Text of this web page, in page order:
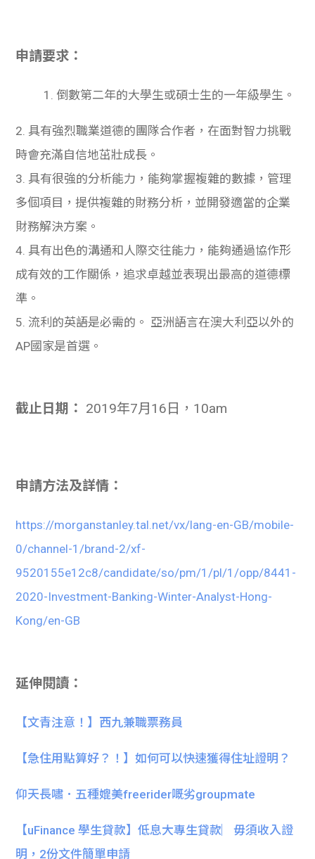
申請要求：
1. 倒數第二年的大學生或碩士生的一年級學生。
2. 具有強烈職業道德的團隊合作者，在面對智力挑戰
時會充滿自信地茁壯成長。
3. 具有很強的分析能力，能夠掌握複雜的數據，管理
多個項目，提供複雜的財務分析，並開發適當的企業
財務解決方案。
4. 具有出色的溝通和人際交往能力，能夠通過協作形
成有效的工作關係，追求卓越並表現出最高的道德標
準。
5. 流利的英語是必需的。 亞洲語言在澳大利亞以外的
AP國家是首選。
截止日期： 2019年7月 16 日，10am
申請方法及詳情：
https://morganstanley.tal.net/vx/lang-en-GB/mobile-
0/channel-1/brand-2/xf-
9520155e12c8/candidate/so/pm/1/pl/1/opp/8441-
2020-Investment-Banking-Winter-Analyst-Hong-
Kong/en-GB
延伸閱讀：
【文青注意！】西九兼職票務員
【急住用點算好？！】如何可以快速獲得住址證明？
仰天長嘯．五種媲美freerider嘅劣groupmate
【uFinance 學生貸款】低息大專生貸款︳毋須收入證
明，2份文件簡單申請